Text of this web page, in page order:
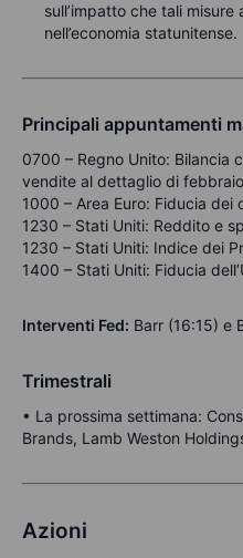
sull’impatto che tali
nell’economia statunitense.
Principali appuntamenti
0700 – Regno Unito: Bilancia
vendite al dettaglio di febbraio
1000 – Area Euro: Fiducia dei
1230 – Stati Uniti: Reddito e
1230 – Stati Uniti: Indice dei
1400 – Stati Uniti: Fiducia
Interventi Fed: Barr (16:15) e
Trimestrali
• La prossima settimana:
Brands, Lamb Weston
Azioni